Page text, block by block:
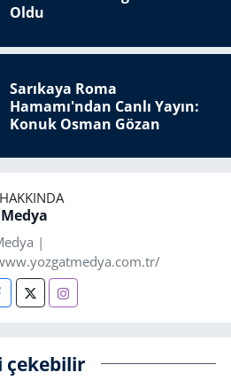
Oldu
Sarıkaya Roma
Hamamı'ndan Canlı Yayın:
Konuk Osman Gözan
|
çekebilir